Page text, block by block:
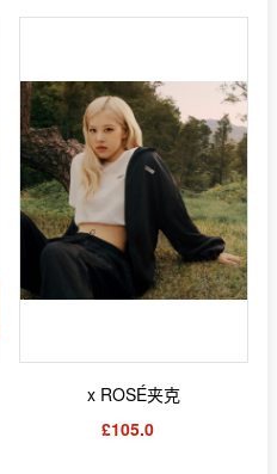
x ROSÉ夹克
£105.0